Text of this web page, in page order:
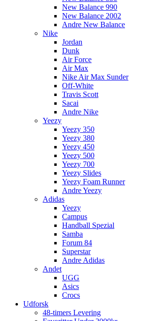
New Balance 990
New Balance 2002
Andre New Balance
Nike
Jordan
Dunk
Air Force
Air Max
Nike Air Max Sunder
Off-White
Travis Scott
Sacai
Andre Nike
Yeezy
Yeezy 350
Yeezy 380
Yeezy 450
Yeezy 500
Yeezy 700
Yeezy Slides
Yeezy Foam Runner
Andre Yeezy
Adidas
Yeezy
Campus
Handball Spezial
Samba
Forum 84
Superstar
Andre Adidas
Andet
UGG
Asics
Crocs
Udforsk
48-timers Levering